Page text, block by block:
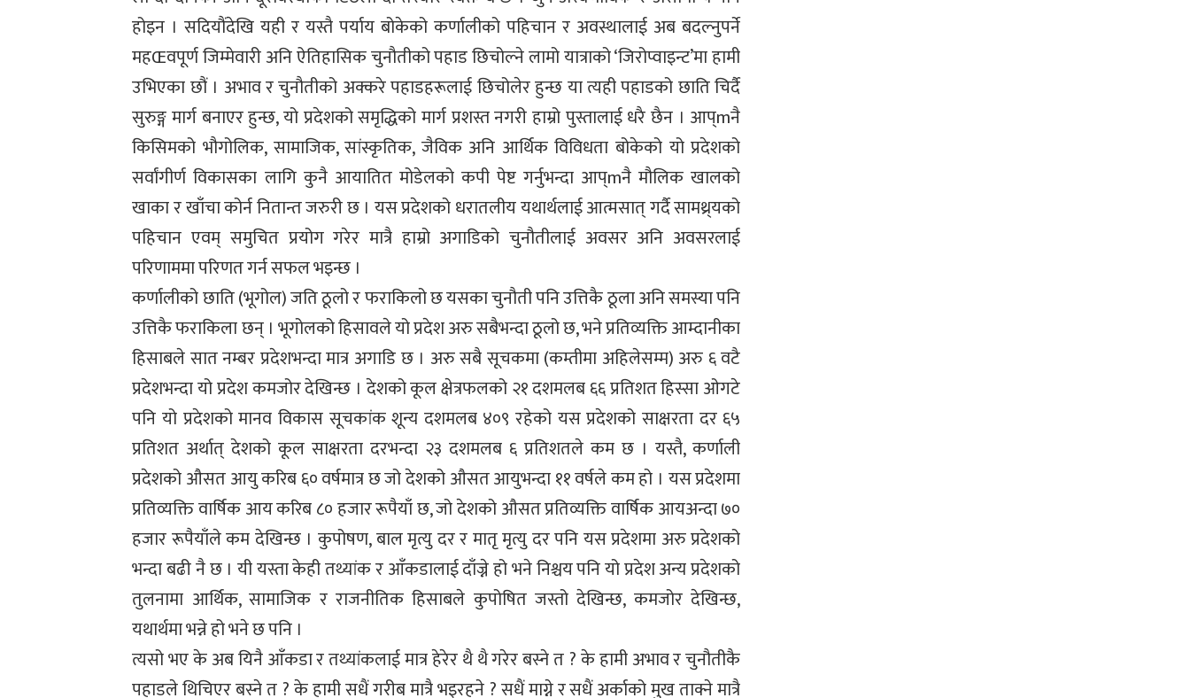
होइन । सदियौंदेखि यही र यस्तै पर्याय बोकेको कर्णालीको पहिचान र अवस्थालाई अब बदल्नुपर्ने
महŒवपूर्ण जिम्मेवारी अनि ऐतिहासिक चुनौतीको पहाड छिचोल्ने लामो यात्राको ‘जिरोप्वाइन्ट’मा हामी
उभिएका छौं । अभाव र चुनौतीको अक्करे पहाडहरूलाई छिचोलेर हुन्छ या त्यही पहाडको छाति चिर्दै
सुरुङ्ग मार्ग बनाएर हुन्छ, यो प्रदेशको समृद्धिको मार्ग प्रशस्त नगरी हाम्रो पुस्तालाई धरै छैन । आप्mनै
किसिमको भौगोलिक, सामाजिक, सांस्कृतिक, जैविक अनि आर्थिक विविधता बोकेको यो प्रदेशको
सर्वांगीर्ण विकासका लागि कुनै आयातित मोडेलको कपी पेष्ट गर्नुभन्दा आप्mनै मौलिक खालको
खाका र खाँचा कोर्न नितान्त जरुरी छ । यस प्रदेशको धरातलीय यथार्थलाई आत्मसात् गर्दै सामथ्र्यको
पहिचान एवम् समुचित प्रयोग गरेर मात्रै हाम्रो अगाडिको चुनौतीलाई अवसर अनि अवसरलाई
परिणाममा परिणत गर्न सफल भइन्छ ।
कर्णालीको छाति (भूगोल) जति ठूलो र फराकिलो छ यसका चुनौती पनि उत्तिकै ठूला अनि समस्या पनि
उत्तिकै फराकिला छन् । भूगोलको हिसावले यो प्रदेश अरु सबैभन्दा ठूलो छ, भने प्रतिव्यक्ति आम्दानीका
हिसाबले सात नम्बर प्रदेशभन्दा मात्र अगाडि छ । अरु सबै सूचकमा (कम्तीमा अहिलेसम्म) अरु ६ वटै
प्रदेशभन्दा यो प्रदेश कमजोर देखिन्छ । देशको कूल क्षेत्रफलको २१ दशमलब ६६ प्रतिशत हिस्सा ओगटे
पनि यो प्रदेशको मानव विकास सूचकांक शून्य दशमलब ४०९ रहेको यस प्रदेशको साक्षरता दर ६५
प्रतिशत अर्थात् देशको कूल साक्षरता दरभन्दा २३ दशमलब ६ प्रतिशतले कम छ । यस्तै, कर्णाली
प्रदेशको औसत आयु करिब ६० वर्षमात्र छ जो देशको औसत आयुभन्दा ११ वर्षले कम हो । यस प्रदेशमा
प्रतिव्यक्ति वार्षिक आय करिब ८० हजार रूपैयाँ छ, जो देशको औसत प्रतिव्यक्ति वार्षिक आयअन्दा ७०
हजार रूपैयाँले कम देखिन्छ । कुपोषण, बाल मृत्यु दर र मातृ मृत्यु दर पनि यस प्रदेशमा अरु प्रदेशको
भन्दा बढी नै छ । यी यस्ता केही तथ्यांक र आँकडालाई दाँज्ने हो भने निश्चय पनि यो प्रदेश अन्य प्रदेशको
तुलनामा आर्थिक, सामाजिक र राजनीतिक हिसाबले कुपोषित जस्तो देखिन्छ, कमजोर देखिन्छ,
यथार्थमा भन्ने हो भने छ पनि ।
त्यसो भए के अब यिनै आँकडा र तथ्यांकलाई मात्र हेरेर थै थै गरेर बस्ने त ? के हामी अभाव र चुनौतीकै
पहाडले थिचिएर बस्ने त ? के हामी सधैं गरीब मात्रै भइरहने ? सधैं माग्ने र सधैं अर्काको मुख ताक्ने मात्रै